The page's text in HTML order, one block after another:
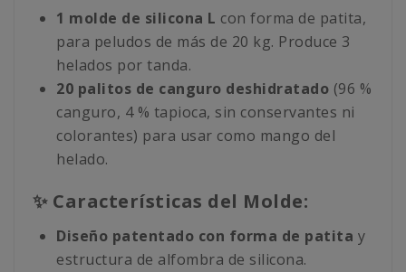
1 molde de silicona L con forma de patita,
para peludos de más de 20 kg. Produce 3
helados por tanda.
20 palitos de canguro deshidratado (96 %
canguro, 4 % tapioca, sin conservantes ni
colorantes) para usar como mango del
helado.
✨ Características del Molde:
Diseño patentado con forma de patita y
estructura de alfombra de silicona.